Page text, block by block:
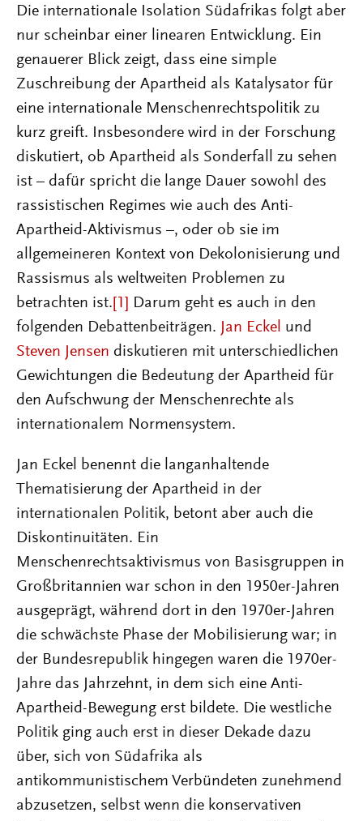
Die internationale Isolation Südafrikas folgt aber
nur scheinbar einer linearen Entwicklung. Ein
genauerer Blick zeigt, dass eine simple
Zuschreibung der Apartheid als Katalysator für
eine internationale Menschenrechtspolitik zu
kurz greift. Insbesondere wird in der Forschung
diskutiert, ob Apartheid als Sonderfall zu sehen
ist – dafür spricht die lange Dauer sowohl des
rassistischen Regimes wie auch des Anti-
Apartheid-Aktivismus –, oder ob sie im
allgemeineren Kontext von Dekolonisierung und
Rassismus als weltweiten Problemen zu
betrachten ist. [1]
Darum geht es auch in den
folgenden Debattenbeiträgen. Jan Eckel und
Steven Jensen diskutieren mit unterschiedlichen
Gewichtungen die Bedeutung der Apartheid für
den Aufschwung der Menschenrechte als
internationalem Normensystem.
Jan Eckel benennt die langanhaltende
Thematisierung der Apartheid in der
internationalen Politik, betont aber auch die
Diskontinuitäten. Ein
Menschenrechtsaktivismus von Basisgruppen in
Großbritannien war schon in den 1950er-Jahren
ausgeprägt, während dort in den 1970er-Jahren
die schwächste Phase der Mobilisierung war; in
der Bundesrepublik hingegen waren die 1970er-
Jahre das Jahrzehnt, in dem sich eine Anti-
Apartheid-Bewegung erst bildete. Die westliche
Politik ging auch erst in dieser Dekade dazu
über, sich von Südafrika als
antikommunistischem Verbündeten zunehmend
abzusetzen, selbst wenn die konservativen